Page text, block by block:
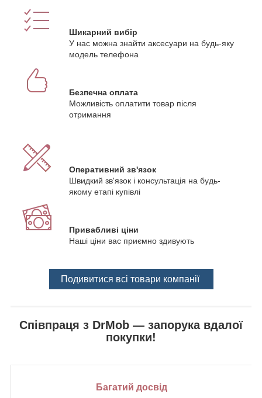
Шикарний вибір
У нас можна знайти аксесуари на будь-яку
модель телефона
Безпечна оплата
Можливість оплатити товар після
отримання
Оперативний зв'язок
Швидкий зв'язок і консультація на будь-
якому етапі купівлі
Привабливі ціни
Наші ціни вас приємно здивують
Подивитися всі товари компанії
Співпраця з DrMob — запорука вдалої
покупки!
Багатий досвід